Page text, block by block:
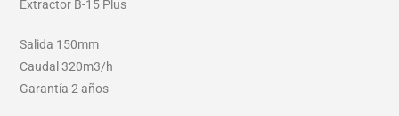
Extractor B-15 Plus
Salida 150mm
Caudal 320m3/h
Garantía 2 años